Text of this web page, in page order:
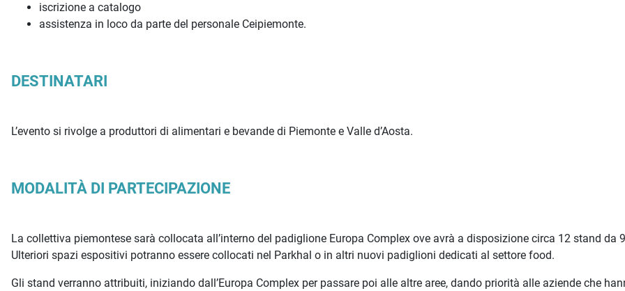
iscrizione a catalogo
assistenza in loco da parte del personale Ceipiemonte.
DESTINATARI
L’evento si rivolge a produttori di alimentari e bevande di Piemonte e Valle d’Aosta.
MODALITÀ DI PARTECIPAZIONE
La collettiva piemontese sarà collocata all’interno del padiglione Europa Complex ove avrà a disposizione circa 12 stand da
Ulteriori spazi espositivi potranno essere collocati nel Parkhal o in altri nuovi padiglioni dedicati al settore food.
Gli stand verranno attribuiti, iniziando dall’Europa Complex per passare poi alle altre aree, dando priorità alle aziende che